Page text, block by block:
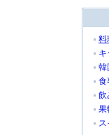
料
キ
韓
食
飲
果
ス